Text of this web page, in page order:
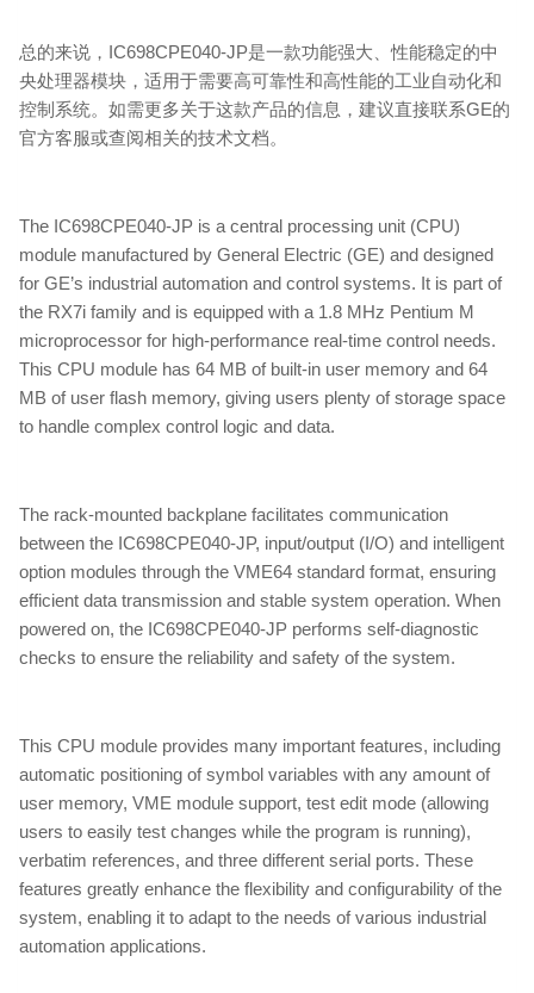
总的来说，IC698CPE040-JP是一款功能强大、性能稳定的中
央处理器模块，适用于需要高可靠性和高性能的工业自动化和
控制系统。如需更多关于这款产品的信息，建议直接联系GE的
官方客服或查阅相关的技术文档。
The IC698CPE040-JP is a central processing unit (CPU)
module manufactured by General Electric (GE) and designed
for GE’s industrial automation and control systems. It is part of
the RX7i family and is equipped with a 1.8 MHz Pentium M
microprocessor for high-performance real-time control needs.
This CPU module has 64 MB of built-in user memory and 64
MB of user flash memory, giving users plenty of storage space
to handle complex control logic and data.
The rack-mounted backplane facilitates communication
between the IC698CPE040-JP, input/output (I/O) and intelligent
option modules through the VME64 standard format, ensuring
efficient data transmission and stable system operation. When
powered on, the IC698CPE040-JP performs self-diagnostic
checks to ensure the reliability and safety of the system.
This CPU module provides many important features, including
automatic positioning of symbol variables with any amount of
user memory, VME module support, test edit mode (allowing
users to easily test changes while the program is running),
verbatim references, and three different serial ports. These
features greatly enhance the flexibility and configurability of the
system, enabling it to adapt to the needs of various industrial
automation applications.